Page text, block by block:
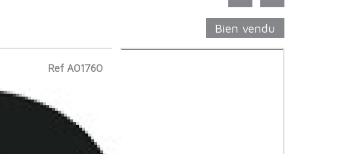
Bien vendu
Ref A01760